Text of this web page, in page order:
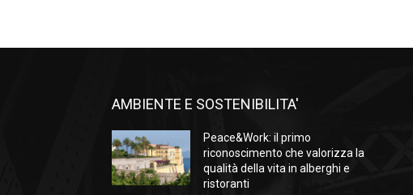
AMBIENTE E SOSTENIBILITA'
Peace&Work: il primo
riconoscimento che valorizza la
qualità della vita in alberghi e
ristoranti